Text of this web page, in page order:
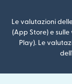
Le valutazioni
(App Store) e
Play). Le